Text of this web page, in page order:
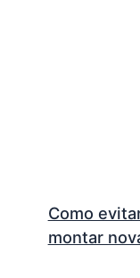
Como
montar